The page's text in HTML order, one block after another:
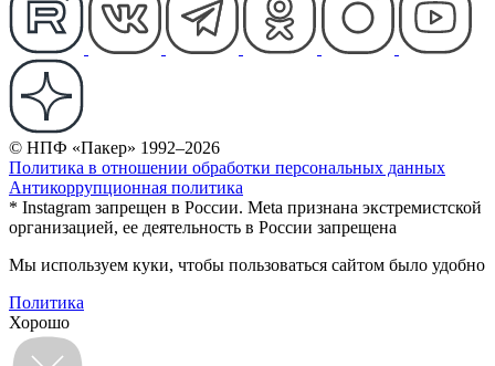
© НПФ «Пакер» 1992–2026
Политика в отношении обработки персональных данных
Антикоррупционная политика
* Instagram запрещен в России. Meta признана экстремистской
организацией, ее деятельность в России запрещена
Мы используем куки, чтобы пользоваться сайтом было удобно
Политика
Хорошо